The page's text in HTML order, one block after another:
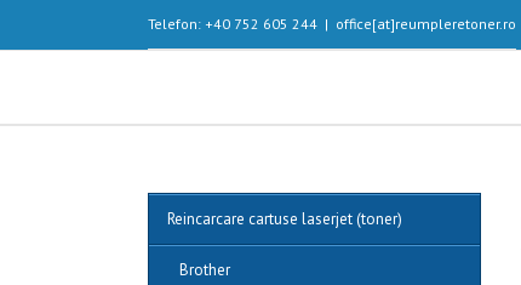
Telefon: +40 752 605 244 | office[at]reumpleretoner.ro
Reincarcare cartuse laserjet (toner)
Brother